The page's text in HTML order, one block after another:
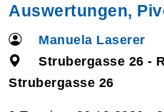
Auswertungen,
Manuela Laserer
Strubergasse 26 -
Strubergasse 26